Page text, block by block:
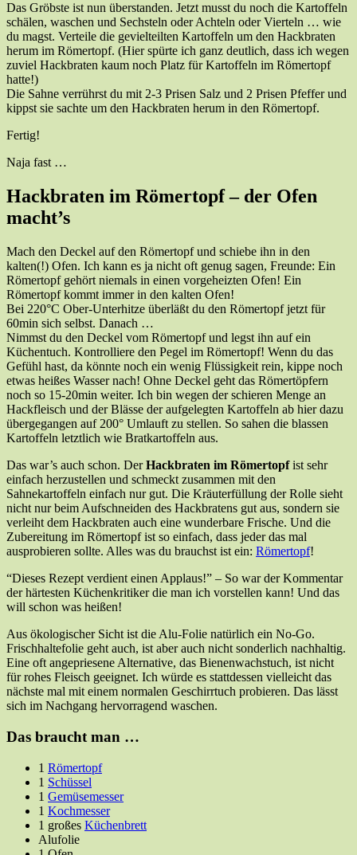
Das Gröbste ist nun überstanden. Jetzt musst du noch die Kartoffeln
schälen, waschen und Sechsteln oder Achteln oder Vierteln … wie
du magst. Verteile die gevielteilten Kartoffeln um den Hackbraten
herum im Römertopf. (Hier spürte ich ganz deutlich, dass ich wegen
zuviel Hackbraten kaum noch Platz für Kartoffeln im Römertopf
hatte!)
Die Sahne verrührst du mit 2-3 Prisen Salz und 2 Prisen Pfeffer und
kippst sie sachte um den Hackbraten herum in den Römertopf.
Fertig!
Naja fast …
Hackbraten im Römertopf – der Ofen
macht’s
Mach den Deckel auf den Römertopf und schiebe ihn in den
kalten(!) Ofen. Ich kann es ja nicht oft genug sagen, Freunde: Ein
Römertopf gehört niemals in einen vorgeheizten Ofen! Ein
Römertopf kommt immer in den kalten Ofen!
Bei 220°C Ober-Unterhitze überläßt du den Römertopf jetzt für
60min sich selbst. Danach …
Nimmst du den Deckel vom Römertopf und legst ihn auf ein
Küchentuch. Kontrolliere den Pegel im Römertopf! Wenn du das
Gefühl hast, da könnte noch ein wenig Flüssigkeit rein, kippe noch
etwas heißes Wasser nach! Ohne Deckel geht das Römertöpfern
noch so 15-20min weiter. Ich bin wegen der schieren Menge an
Hackfleisch und der Blässe der aufgelegten Kartoffeln ab hier dazu
übergegangen auf 200° Umlauft zu stellen. So sahen die blassen
Kartoffeln letztlich wie Bratkartoffeln aus.
Das war’s auch schon. DerHackbraten im Römertopfist sehr
einfach herzustellen und schmeckt zusammen mit den
Sahnekartoffeln einfach nur gut. Die Kräuterfüllung der Rolle sieht
nicht nur beim Aufschneiden des Hackbratens gut aus, sondern sie
verleiht dem Hackbraten auch eine wunderbare Frische. Und die
Zubereitung im Römertopf ist so einfach, dass jeder das mal
ausprobieren sollte. Alles was du brauchst ist ein: Römertopf!
“Dieses Rezept verdient einen Applaus!” – So war der Kommentar
der härtesten Küchenkritiker die man ich vorstellen kann! Und das
will schon was heißen!
Aus ökologischer Sicht ist die Alu-Folie natürlich ein No-Go.
Frischhaltefolie geht auch, ist aber auch nicht sonderlich nachhaltig.
Eine oft angepriesene Alternative, das Bienenwachstuch, ist nicht
für rohes Fleisch geeignet. Ich würde es stattdessen vielleicht das
nächste mal mit einem normalen Geschirrtuch probieren. Das lässt
sich im Nachgang hervorragend waschen.
Das braucht man …
1 Römertopf
1 Schüssel
1 Gemüsemesser
1 Kochmesser
1 großes Küchenbrett
Alufolie